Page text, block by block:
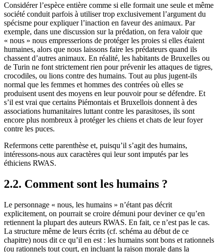
Considérer l’espèce entière comme si elle formait une seule et même
société conduit parfois à utiliser trop exclusivement l’argument du
spécisme pour expliquer l’inaction en faveur des animaux. Par
exemple, dans une discussion sur la prédation, on fera valoir que
« nous » nous empresserions de protéger les proies si elles étaient
humaines, alors que nous laissons faire les prédateurs quand ils
chassent d’autres animaux. En réalité, les habitants de Bruxelles ou
de Turin ne font strictement rien pour prévenir les attaques de tigres,
crocodiles, ou lions contre des humains. Tout au plus jugent-ils
normal que les femmes et hommes des contrées où elles se
produisent usent des moyens en leur pouvoir pour se défendre. Et
s’il est vrai que certains Piémontais et Bruxellois donnent à des
associations humanitaires luttant contre les parasitoses, ils sont
encore plus nombreux à protéger les chiens et chats de leur foyer
contre les puces.
Refermons cette parenthèse et, puisqu’il s’agit des humains,
intéressons-nous aux caractères qui leur sont imputés par les
éthiciens RWAS.
2.2. Comment sont les humains ?
Le personnage « nous, les humains » n’étant pas décrit
explicitement, on pourrait se croire démuni pour deviner ce qu’en
retiennent la plupart des auteurs RWAS. En fait, ce n’est pas le cas.
La structure même de leurs écrits (cf. schéma au début de ce
chapitre) nous dit ce qu’il en est : les humains sont bons et rationnels
(ou rationnels tout court, en incluant la raison morale dans la